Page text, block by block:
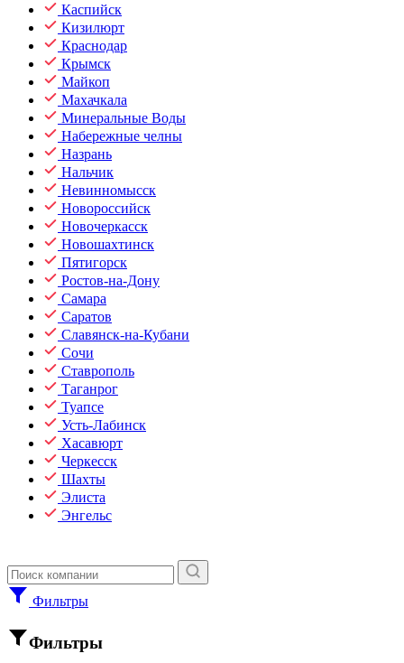
Каспийск
Кизилюрт
Краснодар
Крымск
Майкоп
Махачкала
Минеральные Воды
Набережные челны
Назрань
Нальчик
Невинномысск
Новороссийск
Новочеркасск
Новошахтинск
Пятигорск
Ростов-на-Дону
Самара
Саратов
Славянск-на-Кубани
Сочи
Ставрополь
Таганрог
Туапсе
Усть-Лабинск
Хасавюрт
Черкесск
Шахты
Элиста
Энгельс
Фильтры
Фильтры